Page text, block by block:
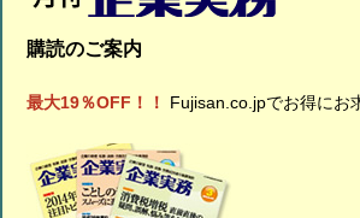
購読のご案内
最大19％OFF！！ Fujisan.co.jpでお得にお